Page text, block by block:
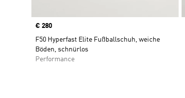
Price
€ 280
F50 Hyperfast Elite Fußballschuh, weiche
Böden, schnürlos
Performance